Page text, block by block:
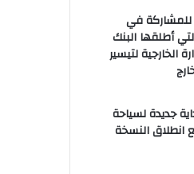
للمشاركة في
أطلقها البنك
الخارجية لتيسير
جديدة لسياحة
النسخة